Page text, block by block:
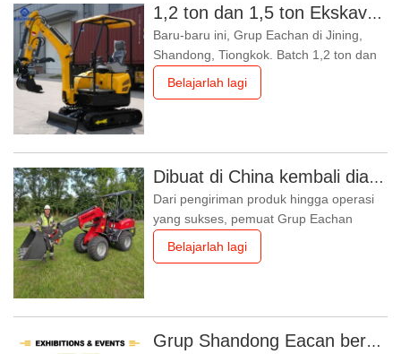
mencapai tonggak yang
menggembirakan -14 unit ekskavator
mini 1,8 ton
1,2 ton dan 1,5 ton Ekskavator Mini Dikirim dalam Kontainer Hari Ini
Baru-baru ini, Grup Eachan di Jining,
Shandong, Tiongkok. Batch 1,2 ton dan
1,5 tonekskavator miniyang sangat
disukai pasar luar negeri telah dimuat ke
Manufaktur"mini ekskavatortelah menjadi
buku terlaris perdagangan
Belajarlah lagi
Dibuat di China kembali diakui oleh pasar Jerman: pemuat teleskopik YC-180T, sangat dipuji oleh pelanggan
Dari pengiriman produk hingga operasi
yang sukses, pemuat Grup Eachan
membantu pelanggan Jerman memulai
babak baru dalam bisnis mereka
Dilaporkan bahwa pelanggan Jerman
dengan cepat menyelesaikan
Belajarlah lagi
Grup Shandong Eacan bersinar di pameran Hongaria